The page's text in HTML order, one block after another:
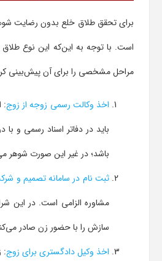
برای تحقق طلاق خلع بدون رضایت
است. با توجه به این‌که این نوع
مراحل مشخصی را برای آن پیش‌بینی
اخذ وکالت رسمی زوجه از زوج:
باید در دفاتر اسناد رسمی و
باشد؛ در غیر این صورت شوهر
ثبت نام در سامانه تصمیم و
مشاوره الزامی است. در این
سازش را با حضور زن صادر
اخذ وکیل دادگستری برای زوج: